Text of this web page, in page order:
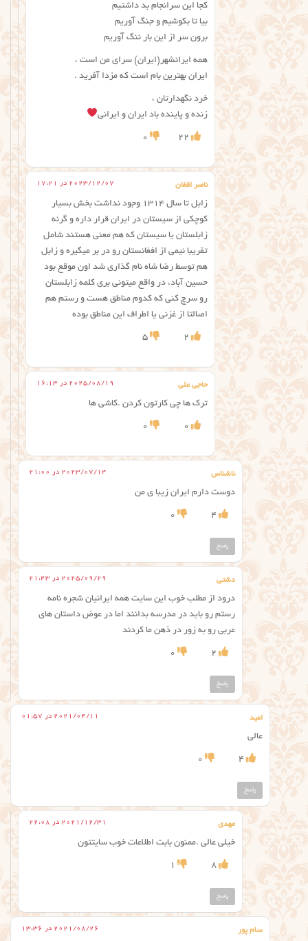
کجا این سرانجام بد داشتیم
بیا تا بکوشیم و جنگ آوریم
برون سر از این بار ننگ آوریم
همه ایرانشهر(ایران) سرای من است ،
ایران بهترین بام است که مزدا آفرید .
خرد نگهدارتان ،
زنده و پاینده باد ایران و ایرانی
22
0
ناصر افغان 2023/12/07 در 17:21
زابل تا سال ۱۳۱۴ وجود نداشت بخش بسیار
کوچکی از سیستان در ایران قرار داره و گرنه
زابلستان یا سیستان که هم معنی هستند شامل
تقریبا نیمی از افغانستان رو در بر میگیره و زابل
هم توسط رضا شاه نام گذاری شد اون موقع بود
حسین آباد، در واقع میتونی بری کلمه زابلستان
رو سرچ کنی که کدوم مناطق هست و رستم هم
اصالتا از غزنی یا اطراف این مناطق بوده
2
5
حاجی علی 2025/08/19 در 16:13
ترک ها چی کارتون کردن .کاشی ها
0
0
ناشناس 2023/07/14 در 21:00
دوست دارم ایران زیبا ی من
4
0
پاسخ
دشتی 2025/09/29 در 21:43
درود از مطلب خوب این سایت همه ایرانیان شجره نامه
رستم رو باید در مدرسه بدانند اما در عوض داستان های
عربی رو به زور در ذهن ما کردند
2
0
پاسخ
امید 2021/04/11 در 01:57
عالی
4
0
پاسخ
مهدی 2021/12/31 در 22:08
خیلی عالی .ممنون بابت اطلاعات خوب سایتتون
8
1
پاسخ
سام پور 2021/08/26 در 13:36